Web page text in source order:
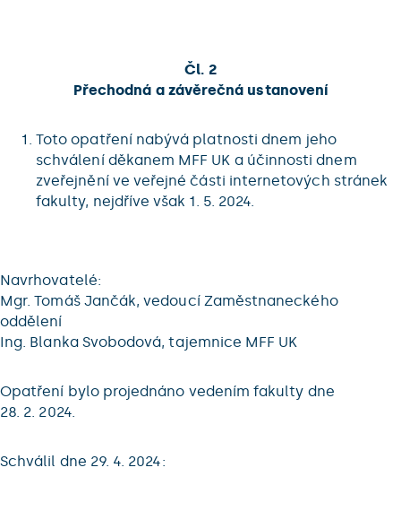
Čl. 2
Přechodná a závěrečná ustanovení
Toto opatření nabývá platnosti dnem jeho
schválení děkanem MFF UK a účinnosti dnem
zveřejnění ve veřejné části internetových stránek
fakulty, nejdříve však 1. 5. 2024.
Navrhovatelé:
Mgr. Tomáš Jančák, vedoucí Zaměstnaneckého
oddělení
Ing. Blanka Svobodová, tajemnice MFF UK
Opatření bylo projednáno vedením fakulty dne
28. 2. 2024.
Schválil dne 29. 4. 2024: